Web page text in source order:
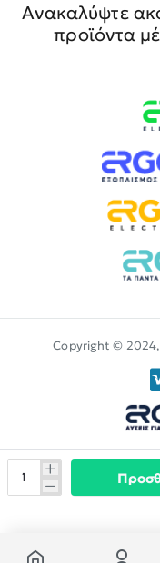
Ανακαλύψτε
προϊόντα
Copyright © 2024,